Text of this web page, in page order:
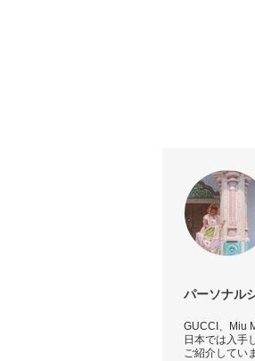
パーソナル
GUCCI、Miu
日本では入手
ご紹介してい